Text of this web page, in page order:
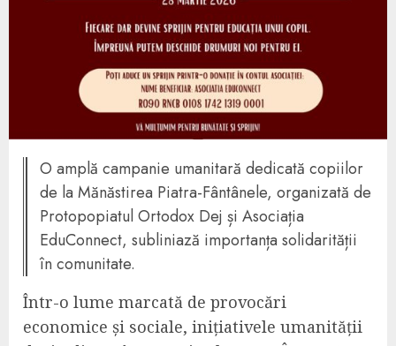
O amplă campanie umanitară dedicată copiilor
de la Mănăstirea Piatra-Fântânele, organizată de
Protopopiatul Ortodox Dej și Asociația
EduConnect, subliniază importanța solidarității
în comunitate.
Într-o lume marcată de provocări
economice și sociale, inițiativele umanității